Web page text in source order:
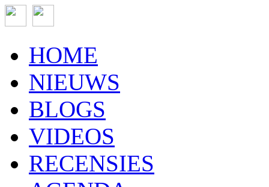
HOME
NIEUWS
BLOGS
VIDEOS
RECENSIES